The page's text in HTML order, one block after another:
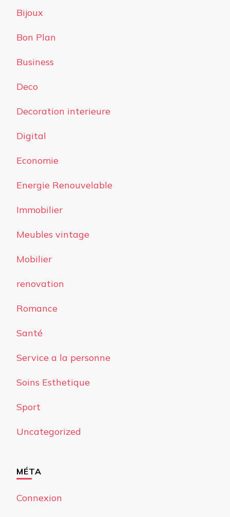
Bijoux
Bon Plan
Business
Deco
Decoration interieure
Digital
Economie
Energie Renouvelable
Immobilier
Meubles vintage
Mobilier
renovation
Romance
Santé
Service a la personne
Soins Esthetique
Sport
Uncategorized
MÉTA
Connexion